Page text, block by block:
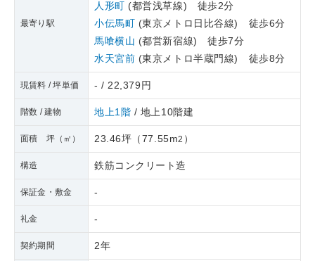
最寄り駅
人形町 (都営浅草線) 徒歩2分
小伝馬町 (東京メトロ日比谷線) 徒歩6分
馬喰横山 (都営新宿線) 徒歩7分
水天宮前 (東京メトロ半蔵門線) 徒歩8分
現賃料 / 坪単価 - / 22,379円
階数 / 建物 地上1階 / 地上10階建
面積 坪（㎡） 23.46坪 （77.55m2 ）
構造 鉄筋コンクリート造
保証金・敷金 -
礼金 -
契約期間 2年